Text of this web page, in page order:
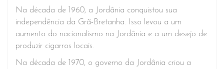
Na década de 1960, a Jordânia conquistou sua
independência da Grã-Bretanha. Isso levou a um
aumento do nacionalismo na Jordânia e a um desejo de
produzir cigarros locais.
Na década de 1970, o governo da Jordânia criou a